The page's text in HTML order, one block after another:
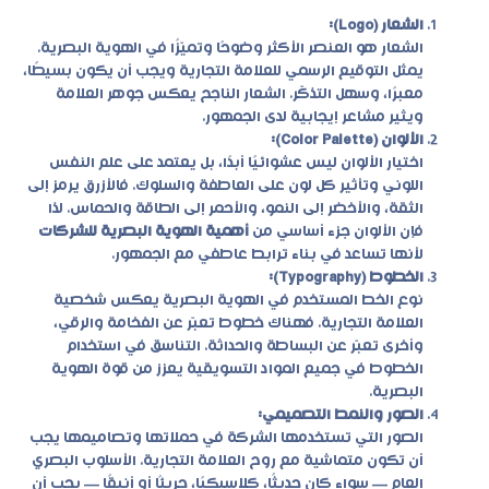
الشعار (Logo):
الشعار هو العنصر الأكثر وضوحًا وتميّزًا في الهوية البصرية.
يمثل التوقيع الرسمي للعلامة التجارية ويجب أن يكون بسيطًا،
معبرًا، وسهل التذكّر. الشعار الناجح يعكس جوهر العلامة
ويثير مشاعر إيجابية لدى الجمهور.
الألوان (Color Palette):
اختيار الألوان ليس عشوائيًا أبدًا، بل يعتمد على علم النفس
اللوني وتأثير كل لون على العاطفة والسلوك. فالأزرق يرمز إلى
الثقة، والأخضر إلى النمو، والأحمر إلى الطاقة والحماس. لذا
فإن الألوان جزء أساسي من أهمية الهوية البصرية للشركات
لأنها تساعد في بناء ترابط عاطفي مع الجمهور.
الخطوط (Typography):
نوع الخط المستخدم في الهوية البصرية يعكس شخصية
العلامة التجارية. فهناك خطوط تعبّر عن الفخامة والرقي،
وأخرى تعبّر عن البساطة والحداثة. التناسق في استخدام
الخطوط في جميع المواد التسويقية يعزز من قوة الهوية
البصرية.
الصور والنمط التصميمي:
الصور التي تستخدمها الشركة في حملاتها وتصاميمها يجب
أن تكون متماشية مع روح العلامة التجارية. الأسلوب البصري
العام — سواء كان حديثًا، كلاسيكيًا، جريئًا أو أنيقًا — يجب أن